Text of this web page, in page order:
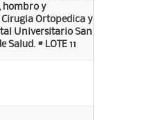
hombro y
Cirugia Ortopedica y
Universitario San
Salud. # LOTE 11